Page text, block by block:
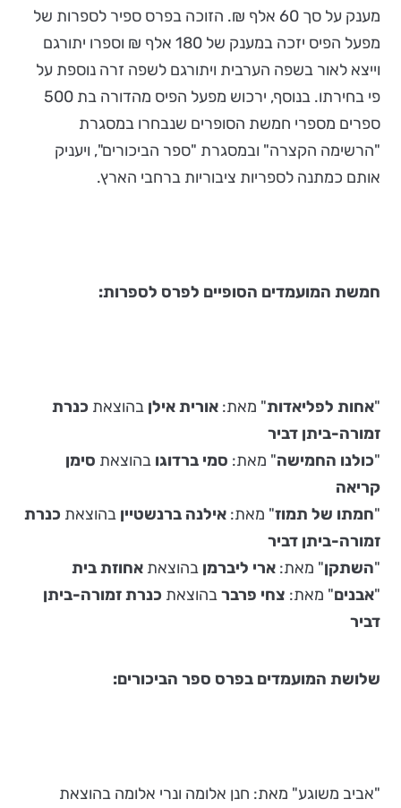
מענק על סך 60 אלף ₪. הזוכה בפרס ספיר לספרות של
מפעל הפיס יזכה במענק של 180 אלף ₪ וספרו יתורגם
וייצא לאור בשפה הערבית ויתורגם לשפה זרה נוספת על
פי בחירתו. בנוסף, ירכוש מפעל הפיס מהדורה בת 500
ספרים מספרי חמשת הסופרים שנבחרו במסגרת
"הרשימה הקצרה" ובמסגרת "ספר הביכורים", ויעניק
אותם כמתנה לספריות ציבוריות ברחבי הארץ.
חמשת המועמדים הסופיים לפרס לספרות:
"אחות לפליאדות" מאת: אורית אילן בהוצאת כנרת
זמורה-ביתן דביר
"כולנו החמישה" מאת: סמי ברדוגו בהוצאת סימן
קריאה
"חמתו של תמוז" מאת: אילנה ברנשטיין בהוצאת כנרת
זמורה-ביתן דביר
"השתקן" מאת: ארי ליברמן בהוצאת אחוזת בית
"אבנים" מאת: צחי פרברבהוצאת כנרת זמורה-ביתן
דביר
שלושת המועמדים בפרס ספר הביכורים:
"אביב משוגע" מאת: חנן אלומה ונרי אלומה בהוצאת